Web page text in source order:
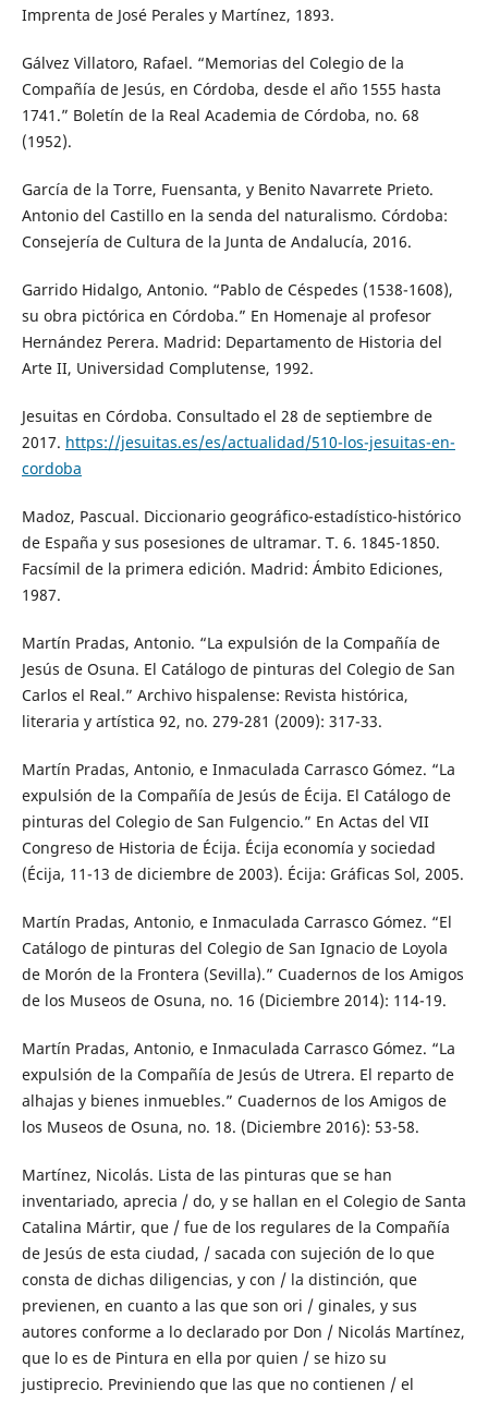
Imprenta de José Perales y Martínez, 1893.
Gálvez Villatoro, Rafael. “Memorias del Colegio de la
Compañía de Jesús, en Córdoba, desde el año 1555 hasta
1741.” Boletín de la Real Academia de Córdoba, no. 68
(1952).
García de la Torre, Fuensanta, y Benito Navarrete Prieto.
Antonio del Castillo en la senda del naturalismo. Córdoba:
Consejería de Cultura de la Junta de Andalucía, 2016.
Garrido Hidalgo, Antonio. “Pablo de Céspedes (1538-1608),
su obra pictórica en Córdoba.” En Homenaje al profesor
Hernández Perera. Madrid: Departamento de Historia del
Arte II, Universidad Complutense, 1992.
Jesuitas en Córdoba. Consultado el 28 de septiembre de
2017. https://jesuitas.es/es/actualidad/510-los-jesuitas-en-
cordoba
Madoz, Pascual. Diccionario geográfico-estadístico-histórico
de España y sus posesiones de ultramar. T. 6. 1845-1850.
Facsímil de la primera edición. Madrid: Ámbito Ediciones,
1987.
Martín Pradas, Antonio. “La expulsión de la Compañía de
Jesús de Osuna. El Catálogo de pinturas del Colegio de San
Carlos el Real.” Archivo hispalense: Revista histórica,
literaria y artística 92, no. 279-281 (2009): 317-33.
Martín Pradas, Antonio, e Inmaculada Carrasco Gómez. “La
expulsión de la Compañía de Jesús de Écija. El Catálogo de
pinturas del Colegio de San Fulgencio.” En Actas del VII
Congreso de Historia de Écija. Écija economía y sociedad
(Écija, 11-13 de diciembre de 2003). Écija: Gráficas Sol, 2005.
Martín Pradas, Antonio, e Inmaculada Carrasco Gómez. “El
Catálogo de pinturas del Colegio de San Ignacio de Loyola
de Morón de la Frontera (Sevilla).” Cuadernos de los Amigos
de los Museos de Osuna, no. 16 (Diciembre 2014): 114-19.
Martín Pradas, Antonio, e Inmaculada Carrasco Gómez. “La
expulsión de la Compañía de Jesús de Utrera. El reparto de
alhajas y bienes inmuebles.” Cuadernos de los Amigos de
los Museos de Osuna, no. 18. (Diciembre 2016): 53-58.
Martínez, Nicolás. Lista de las pinturas que se han
inventariado, aprecia / do, y se hallan en el Colegio de Santa
Catalina Mártir, que / fue de los regulares de la Compañía
de Jesús de esta ciudad, / sacada con sujeción de lo que
consta de dichas diligencias, y con / la distinción, que
previenen, en cuanto a las que son ori / ginales, y sus
autores conforme a lo declarado por Don / Nicolás Martínez,
que lo es de Pintura en ella por quien / se hizo su
justiprecio. Previniendo que las que no contienen / el